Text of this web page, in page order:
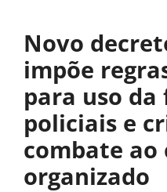
Novo
impõe
para uso
policiais e
combate ao
organizado